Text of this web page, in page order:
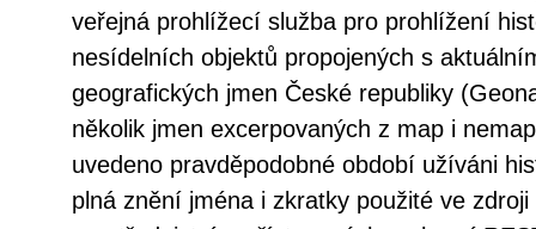
veřejná prohlížecí služba pro prohlížení
nesídelních objektů propojených s
geografických jmen České republiky
několik jmen excerpovaných z map i
uvedeno pravděpodobné období užíváni
plná znění jména i zkratky použité ve